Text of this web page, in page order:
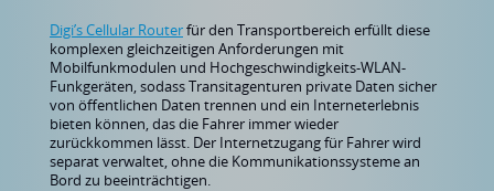
Digi’s Cellular Routerfür den Transportbereich erfüllt diese
komplexen gleichzeitigen Anforderungen mit
Mobilfunkmodulen und Hochgeschwindigkeits-WLAN-
Funkgeräten, sodass Transitagenturen private Daten sicher
von öffentlichen Daten trennen und ein Interneterlebnis
bieten können, das die Fahrer immer wieder
zurückkommen lässt. Der Internetzugang für Fahrer wird
separat verwaltet, ohne die Kommunikationssysteme an
Bord zu beeinträchtigen.